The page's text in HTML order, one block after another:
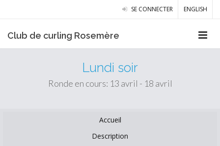
SE CONNECTER ENGLISH
Club de curling Rosemère
Lundi soir
Ronde en cours: 13 avril - 18 avril
Accueil
Description